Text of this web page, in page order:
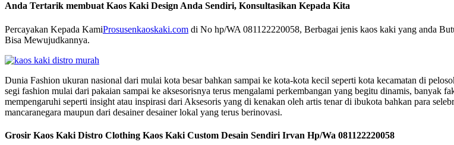
Anda Tertarik membuat Kaos Kaki Design Anda Sendiri, Konsultasikan Kepada Kita
Percayakan Kepada KamiProsusenkaoskaki.com di No hp/WA 081122220058, Berbagai jenis kaos kaki yang anda
Bisa Mewujudkannya.
Dunia Fashion ukuran nasional dari mulai kota besar bahkan sampai ke kota-kota kecil seperti kota kecamatan di
segi fashion mulai dari pakaian sampai ke aksesorisnya terus mengalami perkembangan yang begitu dinamis, banyak
mempengaruhi seperti insight atau inspirasi dari Aksesoris yang di kenakan oleh artis tenar di ibukota bahkan para
mancaranegara maupun dari desainer desainer lokal yang terus berinovasi.
Grosir Kaos Kaki Distro Clothing Kaos Kaki Custom Desain Sendiri Irvan Hp/Wa 081122220058